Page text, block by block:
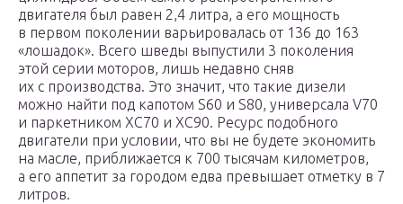
двигателя был равен 2,4 литра, а его мощность
в первом поколении варьировалась от 136 до 163
«лошадок». Всего шведы выпустили 3 поколения
этой серии моторов, лишь недавно сняв
их с производства. Это значит, что такие дизели
можно найти под капотом S60 и S80, универсала V70
и паркетником XC70 и XC90. Ресурс подобного
двигатели при условии, что вы не будете экономить
на масле, приближается к 700 тысячам километров,
а его аппетит за городом едва превышает отметку в 7
литров.